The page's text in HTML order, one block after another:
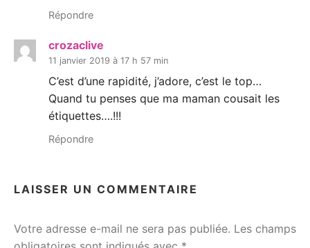
Répondre
crozaclive
11 janvier 2019 à 17 h 57 min
C’est d’une rapidité, j’adore, c’est le top…
Quand tu penses que ma maman cousait les
étiquettes….!!!
Répondre
LAISSER UN COMMENTAIRE
Votre adresse e-mail ne sera pas publiée. Les champs